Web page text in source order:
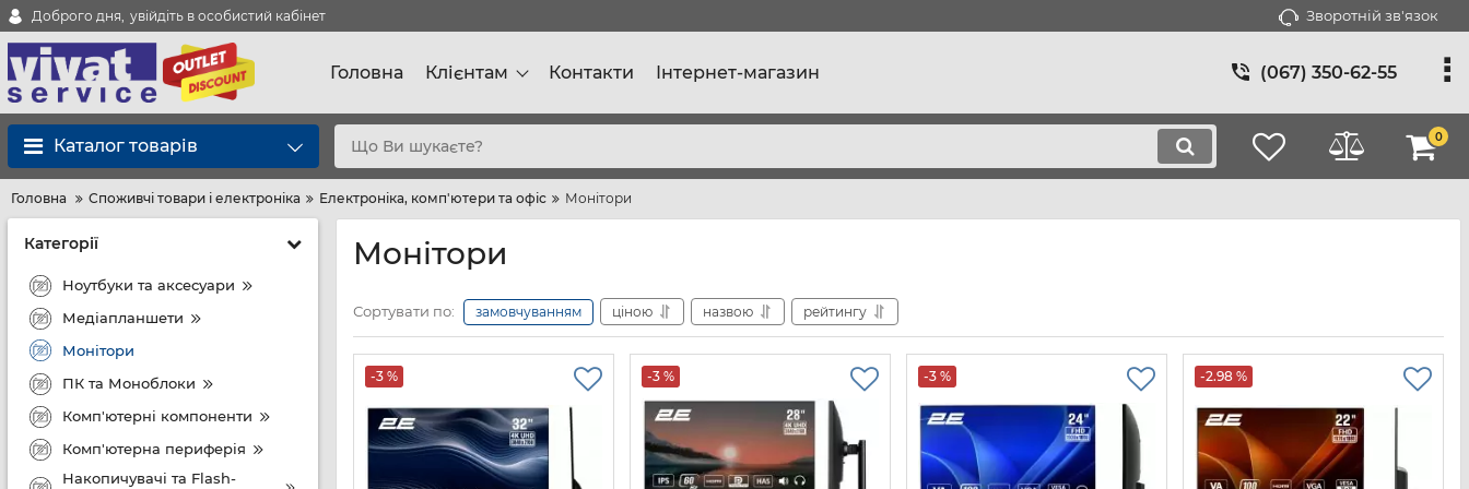
Доброго дня, увійдіть в особистий кабінет Зворотній зв'язок
Головна Клієнтам Контакти Інтернет-магазин (067) 350-62-55
Каталог товарів 0
Головна Споживчі товари і електроніка Електроніка, комп'ютери та офіс Монітори
Категорії
Ноутбуки та аксесуари
Медіапланшети
Монітори
ПК та Моноблоки
Комп'ютерні компоненти
Комп'ютерна периферія
Накопичувачі та Flash-
Монітори
Сортувати по: замовчуванням ціною назвою рейтингу
-3 % -3 % -3 % -2.98 %